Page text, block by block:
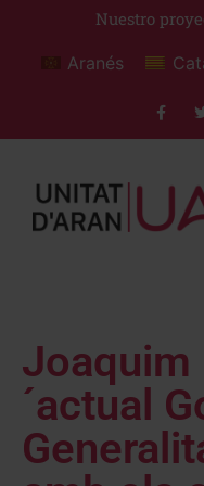
Nuestro
Aranés
Joaquim
´actual